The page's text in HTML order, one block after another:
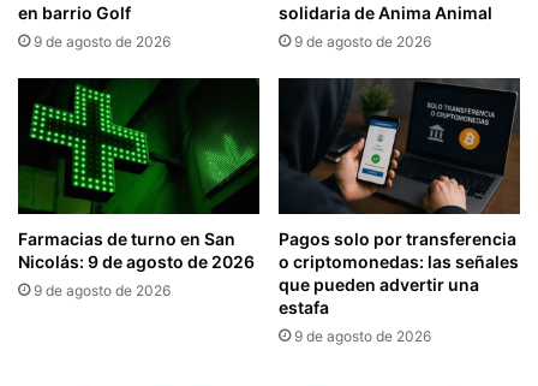
en barrio Golf
9 de agosto de 2026
solidaria de Anima Animal
9 de agosto de 2026
Farmacias de turno en San
Nicolás: 9 de agosto de 2026
9 de agosto de 2026
Pagos solo por transferencia
o criptomonedas: las señales
que pueden advertir una
estafa
9 de agosto de 2026